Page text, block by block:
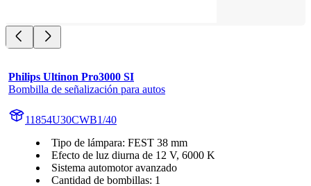
Philips Ultinon Pro3000 SI
Bombilla de señalización para autos
11854U30CWB1/40
Tipo de lámpara: FEST 38 mm
Efecto de luz diurna de 12 V, 6000 K
Sistema automotor avanzado
Cantidad de bombillas: 1